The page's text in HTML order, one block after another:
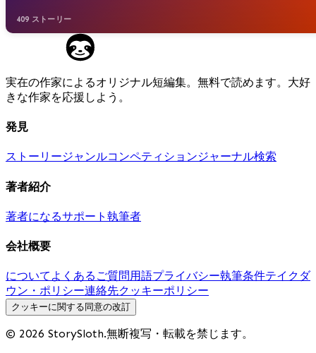
409 ストーリー
実在の作家によるオリジナル短編集。無料で読めます。大好
きな作家を応援しよう。
発見
ストーリージャンルコンペティションジャーナル検索
著者紹介
著者になるサポート執筆者
会社概要
について よくあるご質問用語プライバシー執筆条件テイクダ
ウン・ポリシー連絡先クッキーポリシー
クッキーに関する同意の改訂
© 2026 StorySloth.無断複写・転載を禁じます。